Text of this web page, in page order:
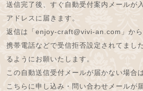
送信完了後、すぐ自動受付案内メールが
アドレスに届きます。
返信は「enjoy-craft@vivi-an.com」から
携帯電話などで受信拒否設定されてまし
るようにお願いたします。
この自動送信受付メールが届かない場合は
こちらに申し込み・問い合わせメールが